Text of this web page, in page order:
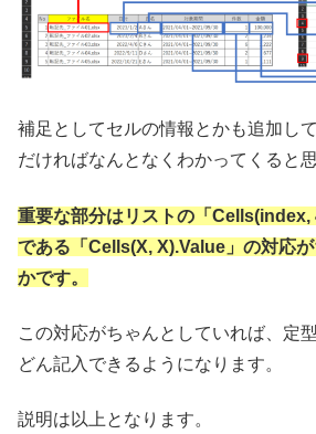
補足としてセルの情報とかも追加し
だければなんとなくわかってくると思
重要な部分はリストの「Cells(index,
である「Cells(X, X).Value」の対応
かです。
この対応がちゃんとしていれば、定
どん記入できるようになります。
説明は以上となります。